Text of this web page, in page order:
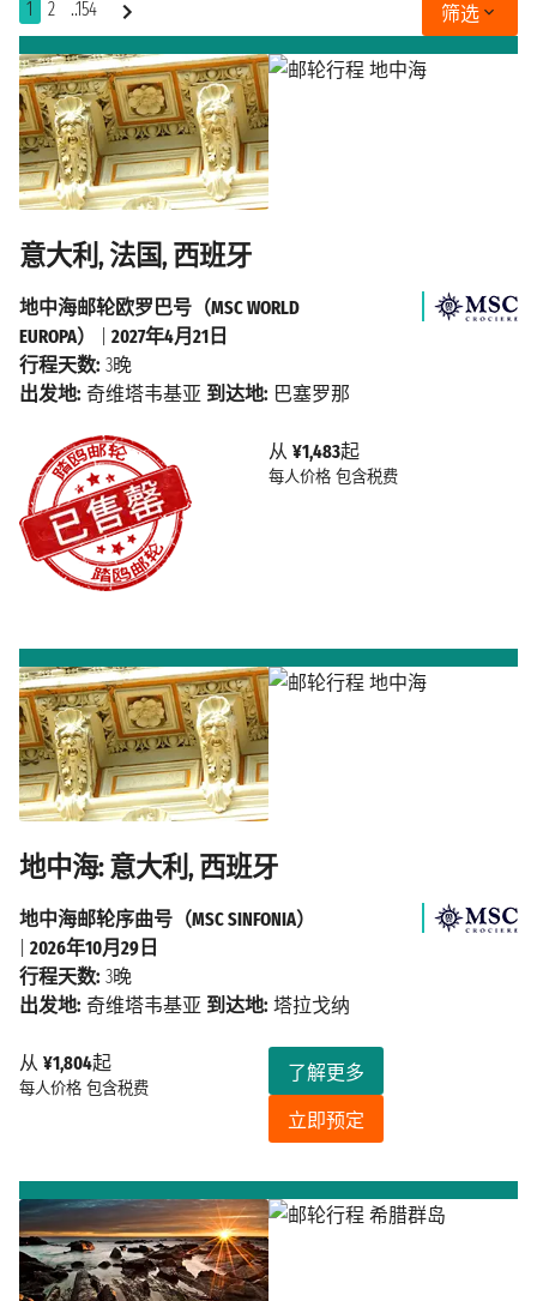
1 2 ..154 筛选
意大利, 法国, 西班牙
从 ¥1,483起
每人价格 包含税费
地中海邮轮欧罗巴号（MSC WORLD
EUROPA）
2027年4月21日
行程天数: 3晚
出发地: 奇维塔韦基亚 到达地: 巴塞罗那
地中海: 意大利, 西班牙
从 ¥1,804起
每人价格 包含税费
了解更多
立即预定
地中海邮轮序曲号（MSC SINFONIA）
2026年10月29日
行程天数: 3晚
出发地: 奇维塔韦基亚 到达地: 塔拉戈纳